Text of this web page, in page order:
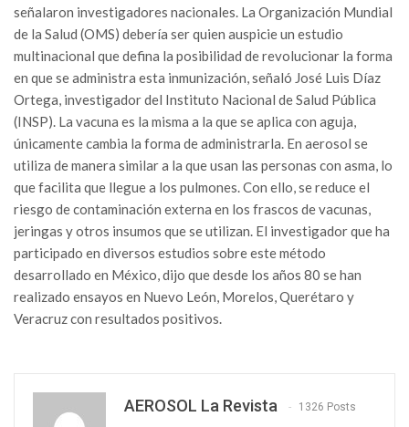
señalaron investigadores nacionales. La Organización Mundial
de la Salud (OMS) debería ser quien auspicie un estudio
multinacional que defina la posibilidad de revolucionar la forma
en que se administra esta inmunización, señaló José Luis Díaz
Ortega, investigador del Instituto Nacional de Salud Pública
(INSP). La vacuna es la misma a la que se aplica con aguja,
únicamente cambia la forma de administrarla. En aerosol se
utiliza de manera similar a la que usan las personas con asma, lo
que facilita que llegue a los pulmones. Con ello, se reduce el
riesgo de contaminación externa en los frascos de vacunas,
jeringas y otros insumos que se utilizan. El investigador que ha
participado en diversos estudios sobre este método
desarrollado en México, dijo que desde los años 80 se han
realizado ensayos en Nuevo León, Morelos, Querétaro y
Veracruz con resultados positivos.
AEROSOL La Revista 1326 Posts